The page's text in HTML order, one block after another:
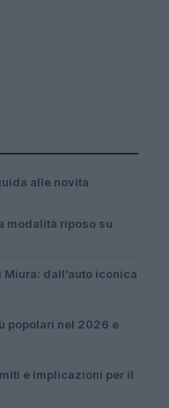
alle novità
modalità riposo su
dall’auto iconica
popolari nel 2026 e
e implicazioni per il